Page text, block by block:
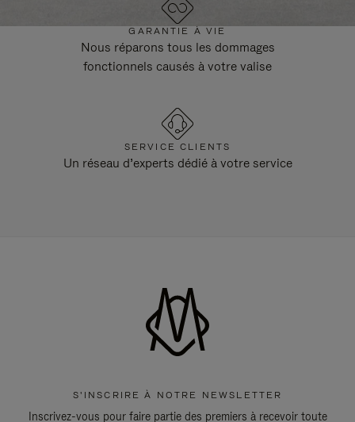
GARANTIE À VIE
Nous réparons tous les dommages
fonctionnels causés à votre valise
SERVICE CLIENTS
Un réseau d’experts dédié à votre service
S'INSCRIRE À NOTRE NEWSLETTER
Inscrivez-vous pour faire partie des premiers à recevoir toute